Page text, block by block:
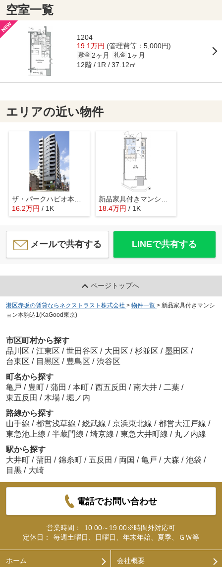
空室一覧
1204
19.1万円 (管理費等：5,000円)
敷金 2ヶ月 礼金 1ヶ月
12階 1R 37.12㎡
エリアの近い物件
16.2万円 / 1K
18.4万円 / 1K
メールで共有する LINEで共有する
ページトップへ
港区赤坂の賃貸ならネクストラスト株式会社 > 物件一覧 > 新品家具付きマンシ
ョン本駒込1(KaGood東京)
市区町村から探す
品川区 / 江東区 / 世田谷区 / 大田区 / 杉並区 / 墨田区 /
台東区 / 目黒区 / 豊島区 / 渋谷区
町名から探す
亀戸 / 豊町 / 蒲田 / 本町 / 西五反田 / 南大井 / 二葉 /
東五反田 / 木場 / 堀ノ内
路線から探す
山手線 / 都営浅草線 / 総武線 / 京浜東北線 / 都営大江戸線 /
東急池上線 / 半蔵門線 / 埼京線 / 東急大井町線 / 丸ノ内線
駅から探す
大井町 / 蒲田 / 錦糸町 / 五反田 / 両国 / 亀戸 / 大森 / 池袋 /
目黒 / 大崎
電話でお問い合わせ
営業時間：
10:00～19:00※時間外対応可
定休日：
毎週土曜日、日曜日、年末年始、夏季、ＧＷ等
ホーム 会社概要